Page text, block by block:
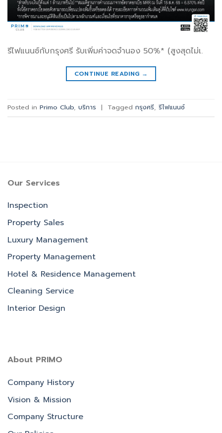
รีไฟแนนซ์กับกรุงศรี รับเพิ่มค่าจดจำนอง 50%* (สูงสุดไม่เ.
CONTINUE READING →
Posted in Primo Club, บริการ | Tagged กรุงศรี, รีไฟแนนซ์
Our Services
Inspection
Property Sales
Luxury Management
Property Management
Hotel & Residence Management
Cleaning Service
Interior Design
About PRIMO
Company History
Vision & Mission
Company Structure